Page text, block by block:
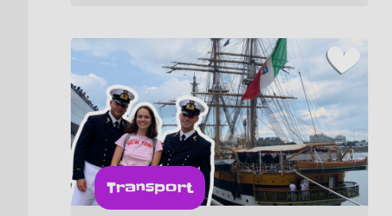
Transport